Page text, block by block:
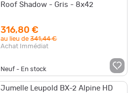
Roof Shadow - Gris - 8x42
316,80 €
au lieu de341,44 €
Achat Immédiat
Neuf - En stock
Jumelle Leupold BX-2 Alpine HD